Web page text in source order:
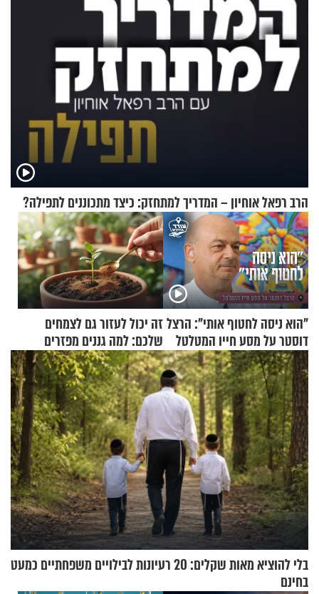
הרב רפאל אוחיון – המדריך למתחזק: כיצד מתכוננים לתפילה?
"הוא ניסה לחטוף אותי": הרצל
דוסטר על מסע חייו המטלטל
זה יכול לעזור גם לצמחים
שלכם: למה גננים מפזרים
קינמון בעציצים?
בלי להוציא מאות שקלים: 20 רעיונות לבילויים משפחתיים כמעט
בחינם